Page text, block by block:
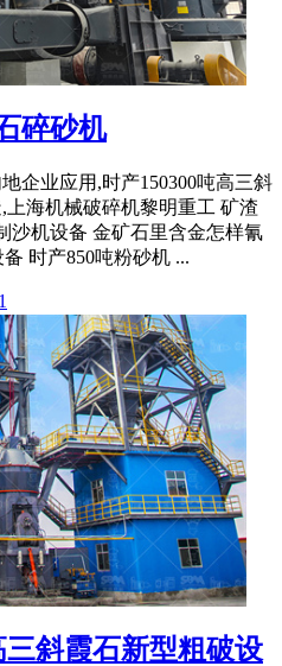
碎砂机
企业应用,时产150300吨高三斜
海机械破碎机黎明重工 矿渣
沙机设备 金矿石里含金怎样氰
时产850吨粉砂机 ...
三斜霞石新型粗破设